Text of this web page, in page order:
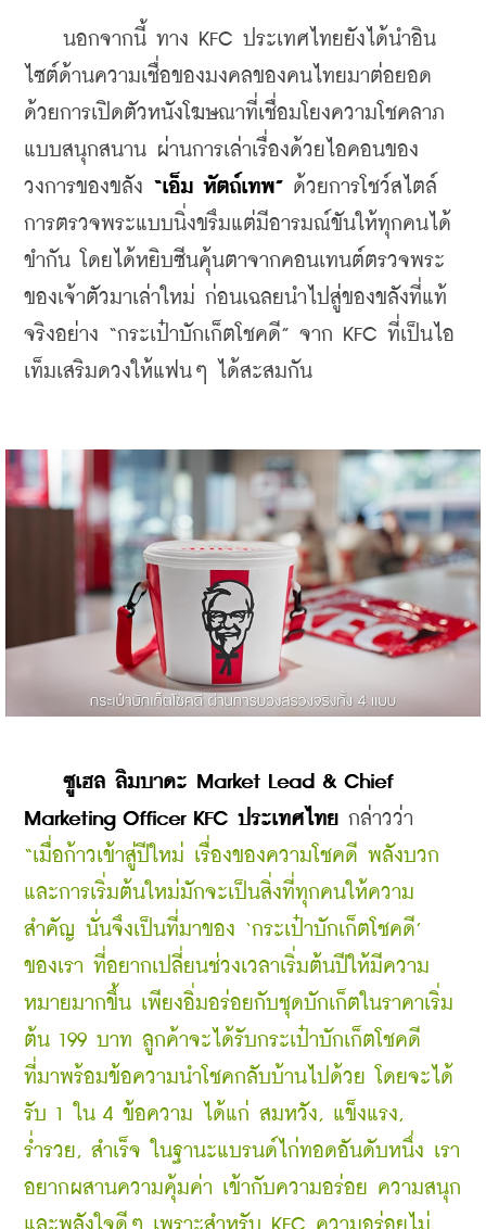
นอกจากนี้ ทาง KFC ประเทศไทยยังได้นำอิน
ไซต์ด้านความเชื่อของมงคลของคนไทยมาต่อยอด
ด้วยการเปิดตัวหนังโฆษณาที่เชื่อมโยงความโชคลาภ
แบบสนุกสนาน ผ่านการเล่าเรื่องด้วยไอคอนของ
วงการของขลัง “เอ็ม หัตถ์เทพ” ด้วยการโชว์สไตล์
การตรวจพระแบบนิ่งขรึมแต่มีอารมณ์ขันให้ทุกคนได้
ขำกัน โดยได้หยิบซีนคุ้นตาจากคอนเทนต์ตรวจพระ
ของเจ้าตัวมาเล่าใหม่ ก่อนเฉลยนำไปสู่ของขลังที่แท้
จริงอย่าง “กระเป๋าบักเก็ตโชคดี” จาก KFC ที่เป็นไอ
เท็มเสริมดวงให้แฟนๆ ได้สะสมกัน
ซูเฮล ลิมบาดะ Market Lead & Chief
Marketing Officer KFC ประเทศไทย
“เมื่อก้าวเข้าสู่ปีใหม่ เรื่องของความโชคดี พลังบวก
และการเริ่มต้นใหม่มักจะเป็นสิ่งที่ทุกคนให้ความ
สำคัญ นั่นจึงเป็นที่มาของ ‘กระเป๋าบักเก็ตโชคดี’
ของเรา ที่อยากเปลี่ยนช่วงเวลาเริ่มต้นปีให้มีความ
หมายมากขึ้น เพียงอิ่มอร่อยกับชุดบักเก็ตในราคาเริ่ม
ต้น 199 บาท ลูกค้าจะได้รับกระเป๋าบักเก็ตโชคดี
ที่มาพร้อมข้อความนำโชคกลับบ้านไปด้วย โดยจะได้
รับ 1 ใน 4 ข้อความ ได้แก่ สมหวัง, แข็งแรง,
ร่ำรวย, สำเร็จ ในฐานะแบรนด์ไก่ทอดอันดับหนึ่ง เรา
อยากผสานความคุ้มค่า เข้ากับความอร่อย ความสนุก